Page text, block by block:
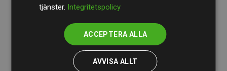
klimatprojekt i genomsnitt kompenserar för
de beräknade CO₂-utsläppenfrån
medlemswebbplatser – ett tydligt bevis på att vårt
arbetssätt ger mätbar klimatnytta.
tjänster. Integritetspolicy
ACCEPTERA ALLA
AVVISA ALLT